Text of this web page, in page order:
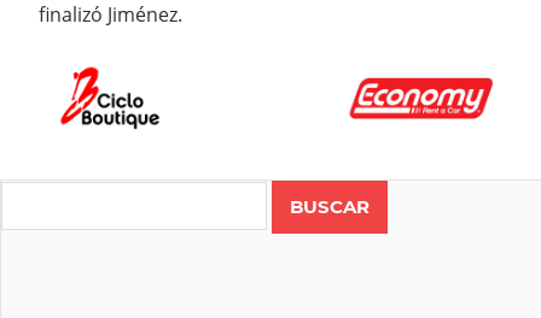
finalizó Jiménez.